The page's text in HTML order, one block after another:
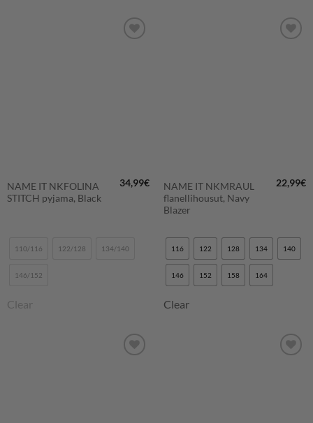
NAME IT NKFOLINA
STITCH pyjama, Black
34,99€
110/116 122/128 134/140
146/152
Clear
NAME IT NKMRAUL
flanellihousut, Navy
Blazer
22,99€
116 122 128 134 140
146 152 158 164
Clear